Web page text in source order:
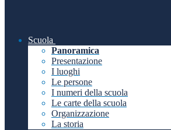
Scuola
Panoramica
Presentazione
I luoghi
Le persone
I numeri della scuola
Le carte della scuola
Organizzazione
La storia